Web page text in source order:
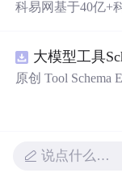
智能化发展。
科易网基于40亿+
新领域的AI+数智
智能化发展。
原创 Tool Schema
真实运行效果图
License 及原创
说点什么…